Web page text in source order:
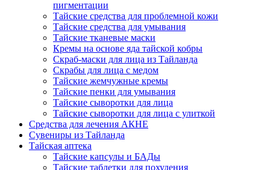
пигментации
Тайские средства для проблемной кожи
Тайские средства для умывания
Тайские тканевые маски
Кремы на основе яда тайской кобры
Скраб-маски для лица из Тайланда
Скрабы для лица с медом
Тайские жемчужные кремы
Тайские пенки для умывания
Тайские сыворотки для лица
Тайские сыворотки для лица с улиткой
Средства для лечения АКНЕ
Сувениры из Тайланда
Тайская аптека
Тайские капсулы и БАДы
Тайские таблетки для похудения